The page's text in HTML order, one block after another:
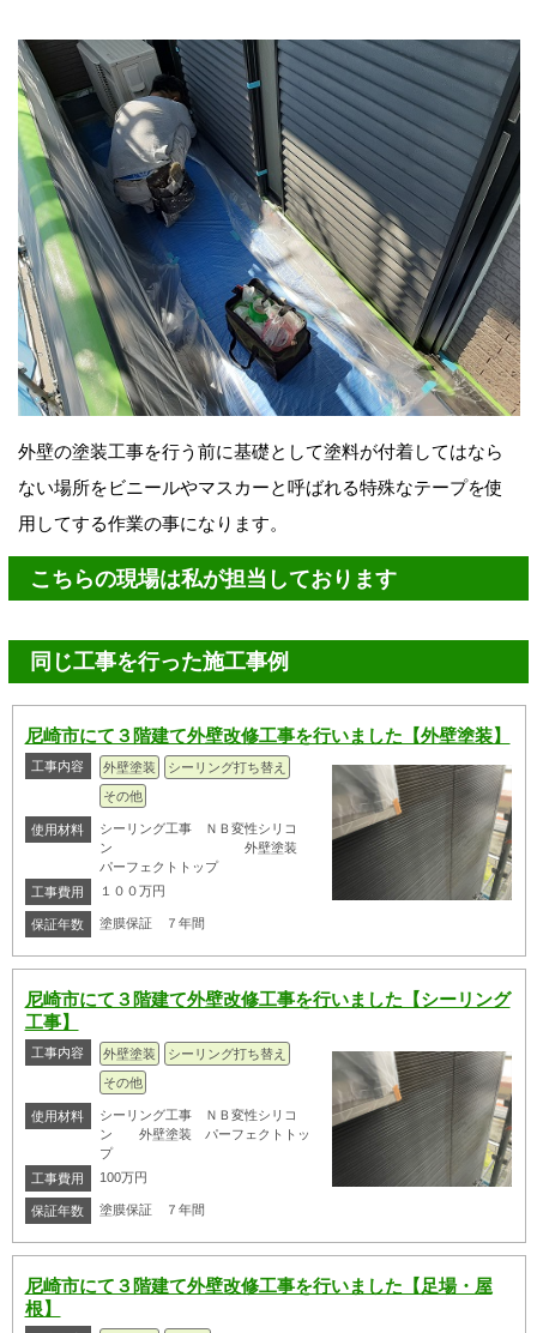
外壁の塗装工事を行う前に基礎として塗料が付着してはなら
ない場所をビニールやマスカーと呼ばれる特殊なテープを使
用してする作業の事になります。
こちらの現場は私が担当しております
同じ工事を行った施工事例
尼崎市にて３階建て外壁改修工事を行いました【外壁塗装】
工事内容 外壁塗装
シーリング打ち替え
その他
使用材料
シーリング工事 ＮＢ変性シリコ
ン 外壁塗装
パーフェクトトップ
工事費用
１００万円
保証年数 塗膜保証 ７年間
尼崎市にて３階建て外壁改修工事を行いました【シーリング
工事】
工事内容 外壁塗装
シーリング打ち替え
その他
使用材料
シーリング工事 ＮＢ変性シリコ
ン 外壁塗装 パーフェクトトッ
プ
工事費用
100万円
保証年数 塗膜保証 ７年間
尼崎市にて３階建て外壁改修工事を行いました【足場・屋
根】